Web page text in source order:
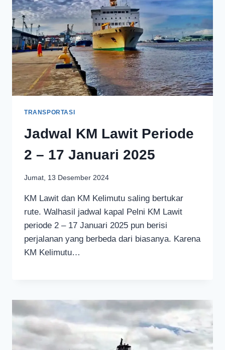
TRANSPORTASI
Jadwal KM Lawit Periode
2 – 17 Januari 2025
Jumat, 13 Desember 2024
KM Lawit dan KM Kelimutu saling bertukar
rute. Walhasil jadwal kapal Pelni KM Lawit
periode 2 – 17 Januari 2025 pun berisi
perjalanan yang berbeda dari biasanya. Karena
KM Kelimutu…